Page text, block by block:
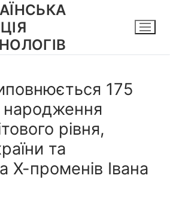
175
народження
рівня,
та
Х-променів Івана